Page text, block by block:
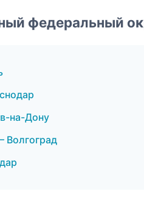
федеральный
на-Дону
Волгоград